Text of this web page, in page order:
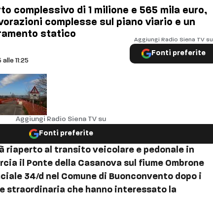
complessivo di 1 milione e 565 mila euro,
complesse sul piano viario e un
statico
11:25
Aggiungi Radio Siena TV su
Fonti preferite
Aggiungi Radio Siena TV su
Fonti preferite
riaperto al transito veicolare e pedonale in
il Ponte della Casanova sul fiume Ombrone
34/d nel Comune di Buonconvento dopo i
straordinaria che hanno interessato la